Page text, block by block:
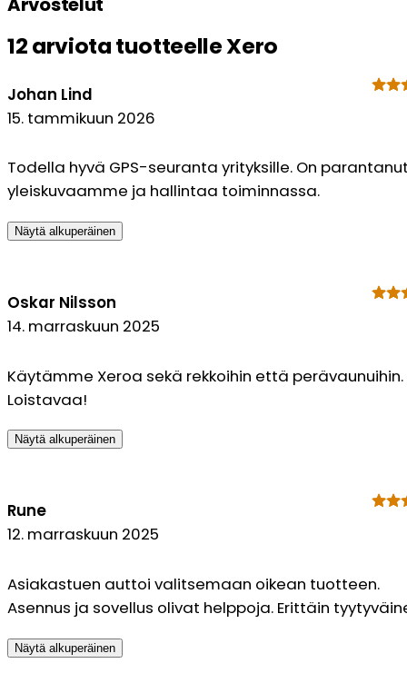
12 arviota tuotteelleXero
Johan Lind
15. tammikuun 2026
Todella hyvä GPS-seuranta yrityksille. On
yleiskuvaamme ja hallintaa toiminnassa.
Näytä alkuperäinen
Oskar Nilsson
14. marraskuun 2025
Käytämme Xeroa sekä rekkoihin että perävaunuihin.
Loistavaa!
Näytä alkuperäinen
Rune
12. marraskuun 2025
Asiakastuen auttoi valitsemaan oikean tuotteen.
Asennus ja sovellus olivat helppoja. Erittäin
Näytä alkuperäinen